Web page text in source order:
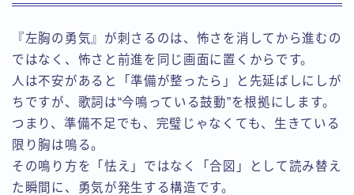
『左胸の勇気』が刺さるのは、怖さを消してから進むの
ではなく、怖さと前進を同じ画面に置くからです。
人は不安があると「準備が整ったら」と先延ばしにしが
ちですが、歌詞は“今鳴っている鼓動”を根拠にします。
つまり、準備不足でも、完璧じゃなくても、生きている
限り胸は鳴る。
その鳴り方を「怯え」ではなく「合図」として読み替え
た瞬間に、勇気が発生する構造です。